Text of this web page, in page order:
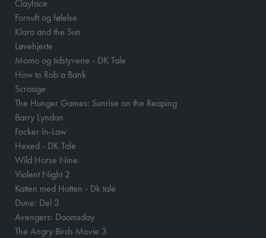
Clayface
Fornuft og følelse
Klara and the Sun
Løvehjerte
Momo og tidstyvene - DK Tale
How to Rob a Bank
Scrooge
The Hunger Games: Sunrise on the Reaping
Barry Lyndon
Focker In-Law
Hexed - DK Tale
Wild Horse Nine
Violent Night 2
Katten med Hatten - Dk tale
Dune: Del 3
Avengers: Doomsday
The Angry Birds Movie 3